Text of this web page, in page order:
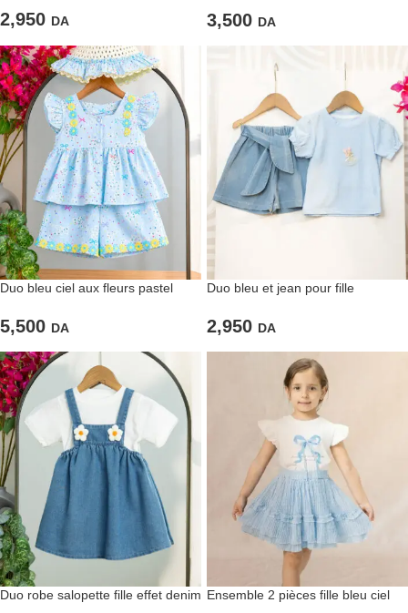
2,950 DA 3,500 DA
Duo bleu ciel aux fleurs pastel
5,500 DA
Duo bleu et jean pour fille
2,950 DA
Duo robe salopette fille effet denim Ensemble 2 pièces fille bleu ciel